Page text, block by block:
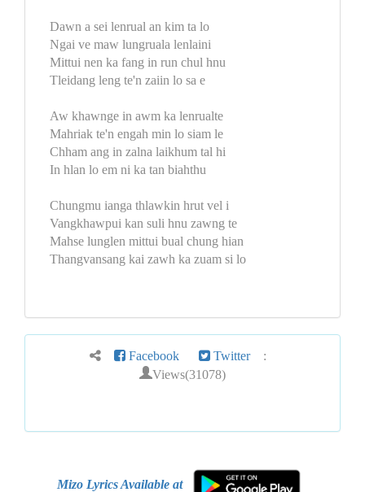
Dawn a sei lenrual an kim ta lo
Ngai ve maw lungruala lenlaini
Mittui nen ka fang in run chul hnu
Tleidang leng te'n zaiin lo sa e
Aw khawnge in awm ka lenrualte
Mahriak te'n engah min lo siam le
Chham ang in zalna laikhum tal hi
In hlan lo em ni ka tan biahthu
Chungmu ianga thlawkin hrut vel i
Vangkhawpui kan suli hnu zawng te
Mahse lunglen mittui bual chung hian
Thangvansang kai zawh ka zuam si lo
Facebook Twitter :
Views(31078)
Mizo Lyrics Available at